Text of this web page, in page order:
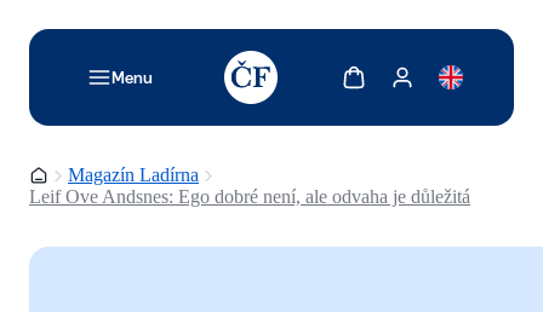
Menu
TODO: Add description for reader
Zobrazit košíkZobrazit můj účet
Domovská stránka
Magazín Ladírna
Leif Ove Andsnes: Ego dobré není, ale odvaha je důležitá